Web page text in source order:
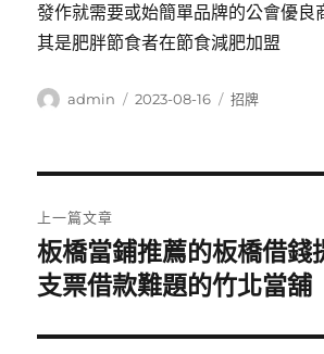
發作就需要或始簡單品牌的公會優良
其是肥胖節食者在節食減肥加盟
作
admin
發
2023-08-16
分
招牌
章
導
覽
上一篇文章
上
一
文
板橋當鋪推薦的板橋借錢
支票借款難題的竹北當舖